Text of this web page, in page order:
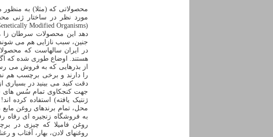
محصولاتی که (مثلا) به منظور
مورد نظر در ساختار ژنی
دهد این محصولات سرطان زا
جنین، سبب نازایی هم می
در ایران سالهاست که
هستند. اوضاع طوری شده که
را دارند و برخی برچسب هم
دقت کنید می بینید در بسیاری
جهت کنجکاوی تمام سُس های
ژنتیک یافته) استفاده کرده
محل، تمام برندهای روغن مایع
به فروشگاه زنجیره ای رفاه
روغن فامیلا که چیزی در
روغنهای لادن، بهار، آفتاب و